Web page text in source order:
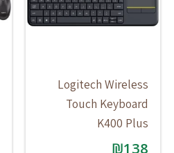
Logitech Wireless
Touch Keyboard
K400 Plus
₪138